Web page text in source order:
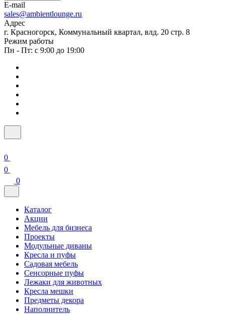
E-mail
sales@ambientlounge.ru
Адрес
г. Красногорск, Коммунальный квартал, влд. 20 стр. 8
Режим работы
Пн - Пт: с 9:00 до 19:00
0
0
0
Каталог
Акции
Мебель для бизнеса
Проекты
Модульные диваны
Кресла и пуфы
Садовая мебель
Сенсорные пуфы
Лежаки для животных
Кресла мешки
Предметы декора
Наполнитель